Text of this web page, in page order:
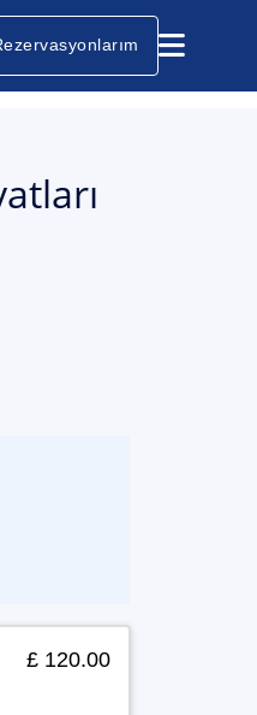
£ 120.00